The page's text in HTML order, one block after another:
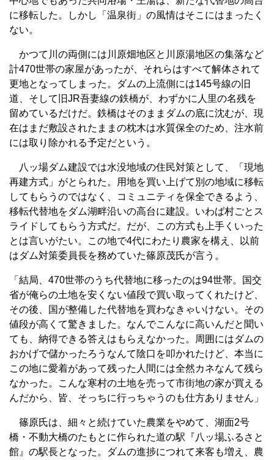
に移転した。しかし「温泉街」の風情はそこにはまったく
ない。
かつて川の両側には川原畑地区と川原湯地区の集落など
計470世帯の家屋があったが、それらはすべて解体されて
更地となってしまった。ダムの上流側には145号線の旧
道、そして旧JR吾妻線の鉄橋が、わずかに人里の名残を
留めているだけだ。鉄橋はそのままダムの底に沈むが、現
在はまだ敷設されたままの枕木は水質保全のため、注水前
には取り除かれる予定だという。
八ッ場ダム建設では水没地域の住民対策として、「現地
再建方式」がとられた。用地を買い上げて別の地域に移転
してもらうのではなく、コミュニティを保全できるよう、
移転代替地をダム湖畔沿いの高台に建設。いわば村ごとス
ライドしてもらう方式だ。だが、この方式も上手くいった
とは言いがたい。この地で4代にわたり農家を構え、以前
はダム対策委員長を務めていた篠原茂氏が言う。
「結局、470世帯のうち代替地に移ったのは94世帯。国交
省が俺らの土地を安くない値段で買い取ってくれたけど、
その後、国が整備した代替地を買わなきゃいけない。その
値段が高くて驚きました。なんでこんなに高いんだと聞い
ても、納得できる答えはもらえなかった。周囲にはダムの
おかげで儲かったろうなんて陰口を叩かれたけど、本当に
この地に愛着があって残った人間には全然カネなんて残ら
なかった。こんな寒村の土地を売って市街地の家が買える
んだから、皆、そっちに行っちゃうのも仕方ありません」
篠原氏は、細々と続けていた農業をやめて、湖面2号
橋・不動大橋のたもとに作られた道の駅『八ッ場ふるさと
館』の駅長となった。ダムの進捗につれて来客も増え、農